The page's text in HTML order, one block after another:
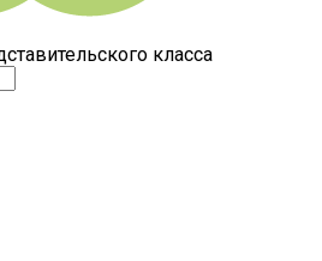
класса